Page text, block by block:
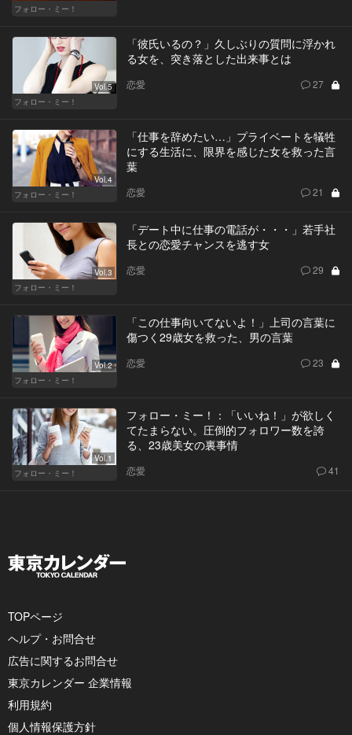
フォロー・ミー！
Vol.5
フォロー・ミー！
「彼氏いるの？」久しぶりの質問に浮かれ
る女を、突き落とした出来事とは
恋愛 27
Vol.4
フォロー・ミー！
「仕事を辞めたい…」プライベートを犠牲
にする生活に、限界を感じた女を救った言
葉
恋愛 21
Vol.3
フォロー・ミー！
「デート中に仕事の電話が・・・」若手社
長との恋愛チャンスを逃す女
恋愛 29
Vol.2
フォロー・ミー！
「この仕事向いてないよ！」上司の言葉に
傷つく29歳女を救った、男の言葉
恋愛 23
Vol.1
フォロー・ミー！
フォロー・ミー！：「いいね！」が欲しく
てたまらない。圧倒的フォロワー数を誇
る、23歳美女の裏事情
恋愛 41
TOPページ
ヘルプ・お問合せ
広告に関するお問合せ
東京カレンダー 企業情報
利用規約
個人情報保護方針